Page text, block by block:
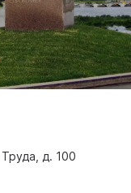
д. 100